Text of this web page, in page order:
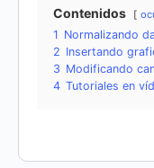
Contenidos
1 Normalizando
2 Insertando
3 Modificando
4 Tutoriales en